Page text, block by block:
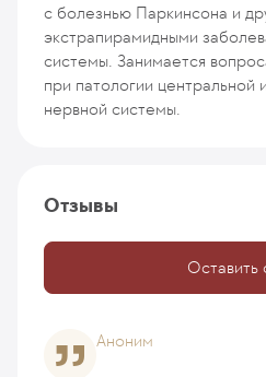
с болезнью Паркинсона и
экстрапирамидными
системы. Занимается
при патологии центральной
нервной системы.
Отзывы
Оставить
Аноним